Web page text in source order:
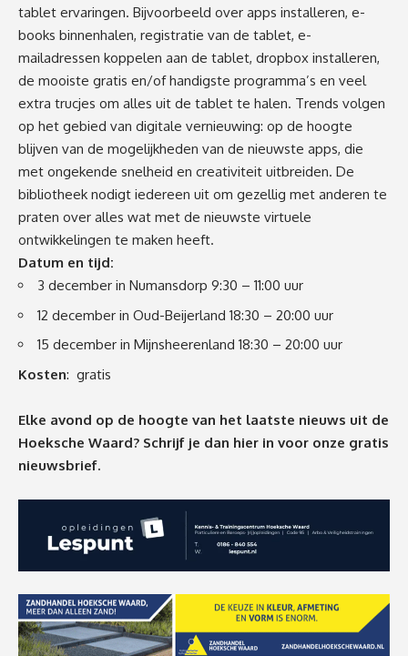
tablet ervaringen. Bijvoorbeeld over apps installeren, e-
books binnenhalen, registratie van de tablet, e-
mailadressen koppelen aan de tablet, dropbox installeren,
de mooiste gratis en/of handigste programma’s en veel
extra trucjes om alles uit de tablet te halen. Trends volgen
op het gebied van digitale vernieuwing: op de hoogte
blijven van de mogelijkheden van de nieuwste apps, die
met ongekende snelheid en creativiteit uitbreiden. De
bibliotheek nodigt iedereen uit om gezellig met anderen te
praten over alles wat met de nieuwste virtuele
ontwikkelingen te maken heeft.
Datum en tijd:
3 december in Numansdorp 9:30 – 11:00 uur
12 december in Oud-Beijerland 18:30 – 20:00 uur
15 december in Mijnsheerenland 18:30 – 20:00 uur
Kosten: gratis
Elke avond op de hoogte van het laatste nieuws uit de
Hoeksche Waard? Schrijf je dan hier in voor onze gratis
nieuwsbrief.